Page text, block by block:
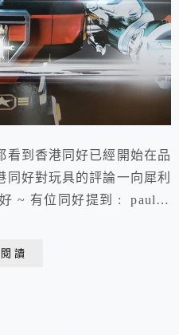
看到香港同好已經開始在品
好對玩具的評論一向犀利
~ 有位同好提到 : paul75
讀